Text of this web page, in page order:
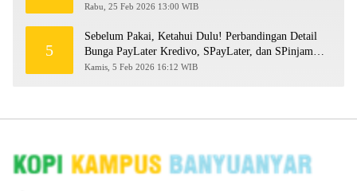
Rabu, 25 Feb 2026 13:00 WIB
5
Sebelum Pakai, Ketahui Dulu! Perbandingan Detail
Bunga PayLater Kredivo, SPayLater, dan SPinjam
2026
Kamis, 5 Feb 2026 16:12 WIB